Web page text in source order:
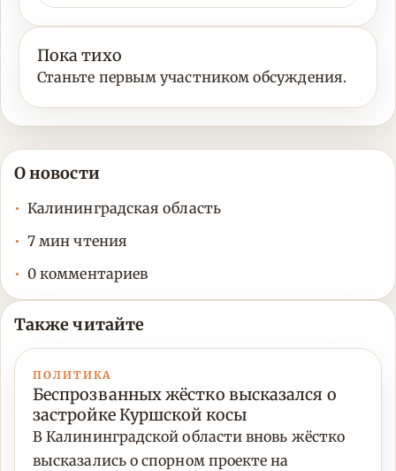
Пока тихо
Станьте первым участником обсуждения.
О новости
Калининградская область
7 мин чтения
0 комментариев
Также читайте
ПОЛИТИКА
Беспрозванных жёстко высказался о
застройке Куршской косы
В Калининградской области вновь жёстко
высказались о спорном проекте на